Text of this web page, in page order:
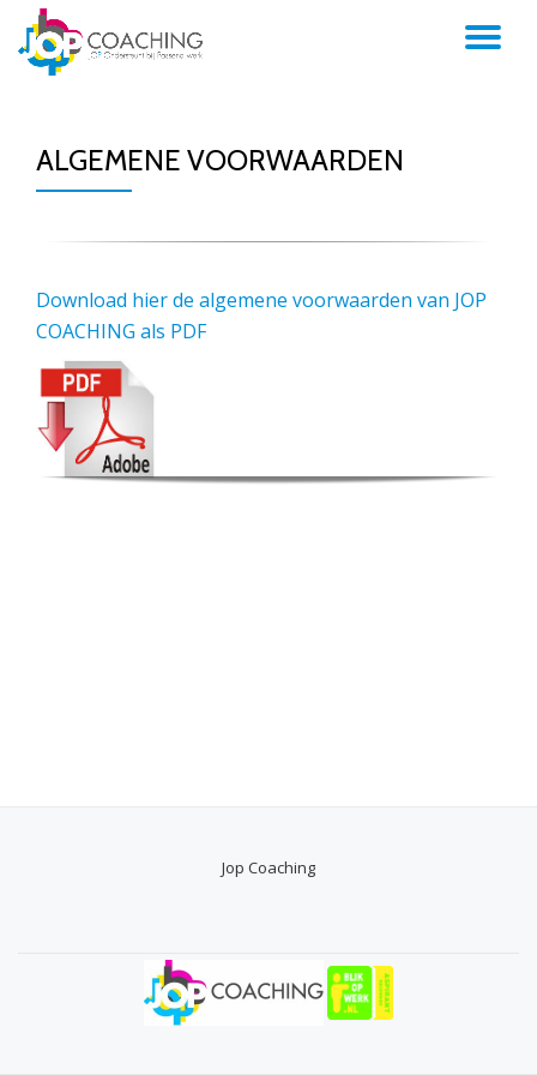
ALGEMENE VOORWAARDEN
Download hier de algemene voorwaarden van JOP
COACHING als PDF
Jop Coaching